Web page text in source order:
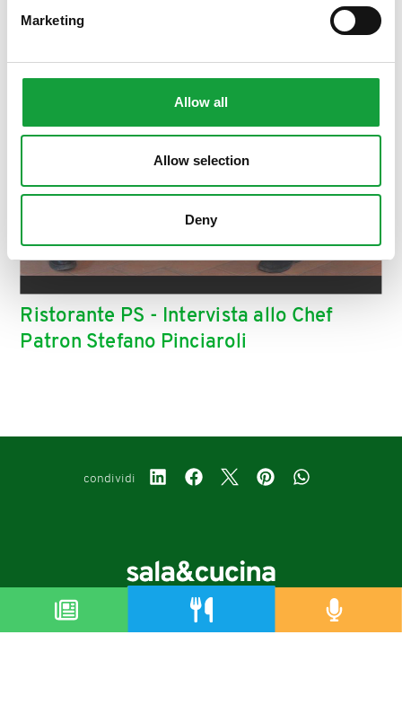
Marketing
Allow all
Allow selection
Deny
Ristorante PS - Intervista allo Chef
Patron Stefano Pinciaroli
condividi
Copyright © 2019-2026